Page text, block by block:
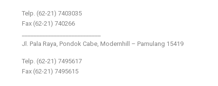
Telp. (62-21) 7403035
Fax (62-21) 740266
Jl. Pala Raya, Pondok Cabe, Modernhill – Pamulang 15419
Telp. (62-21) 7495617
Fax (62-21) 7495615